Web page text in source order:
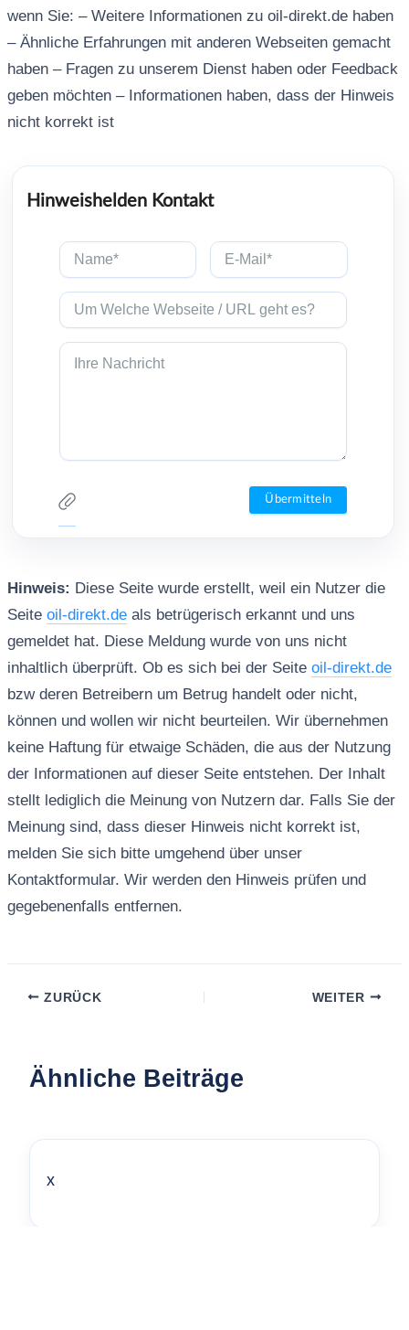
wenn Sie: – Weitere Informationen zu oil-direkt.de haben
– Ähnliche Erfahrungen mit anderen Webseiten gemacht
haben – Fragen zu unserem Dienst haben oder Feedback
geben möchten – Informationen haben, dass der Hinweis
nicht korrekt ist
Hinweishelden Kontakt
Hinweis: Diese Seite wurde erstellt, weil ein Nutzer die
Seite oil-direkt.deals betrügerisch erkannt und uns
gemeldet hat. Diese Meldung wurde von uns nicht
inhaltlich überprüft. Ob es sich bei der Seite oil-direkt.de
bzw deren Betreibern um Betrug handelt oder nicht,
können und wollen wir nicht beurteilen. Wir übernehmen
keine Haftung für etwaige Schäden, die aus der Nutzung
der Informationen auf dieser Seite entstehen. Der Inhalt
stellt lediglich die Meinung von Nutzern dar. Falls Sie der
Meinung sind, dass dieser Hinweis nicht korrekt ist,
melden Sie sich bitte umgehend über unser
Kontaktformular. Wir werden den Hinweis prüfen und
gegebenenfalls entfernen.
ZURÜCK WEITER
Ähnliche Beiträge
x